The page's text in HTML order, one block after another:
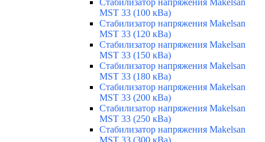
MST 33 (100 кВа)
Стабилизатор напряжения Makelsan
MST 33 (120 кВа)
Стабилизатор напряжения Makelsan
MST 33 (150 кВа)
Стабилизатор напряжения Makelsan
MST 33 (180 кВа)
Стабилизатор напряжения Makelsan
MST 33 (200 кВа)
Стабилизатор напряжения Makelsan
MST 33 (250 кВа)
Стабилизатор напряжения Makelsan
MST 33 (300 кВа)